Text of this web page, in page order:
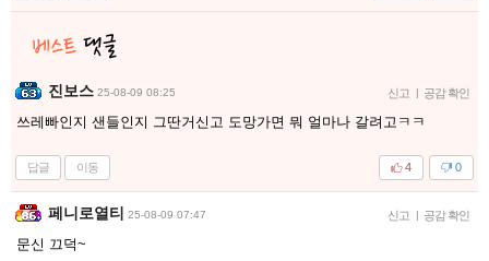
진보스 25-08-09 08:25 신고 | 공감 확인
쓰레빠인지 샌들인지 그딴거신고 도망가면 뭐 얼마나 갈려고ㅋㅋ
답글 이동 0
4
페니로열티 25-08-09 07:47 신고 | 공감 확인
문신 끄덕~